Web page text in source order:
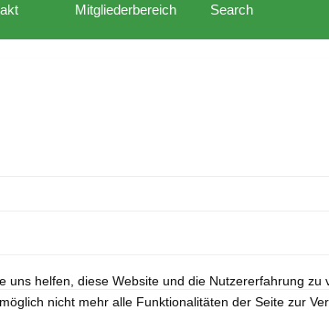
Mitgliederbereich Search
helfen, diese Website und die Nutzererfahrung zu
nicht mehr alle Funktionalitäten der Seite zur